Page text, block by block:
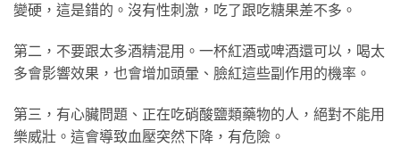
變硬，這是錯的。沒有性刺激，吃了跟吃糖果差不多。
第二，不要跟太多酒精混用。一杯紅酒或啤酒還可以，喝太
多會影響效果，也會增加頭暈、臉紅這些副作用的機率。
第三，有心臟問題、正在吃硝酸鹽類藥物的人，絕對不能用
樂威壯。這會導致血壓突然下降，有危險。